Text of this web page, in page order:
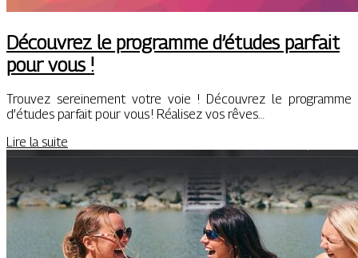
Découvrez le programme d’études parfait
pour vous !
Trouvez sereinement votre voie ! Découvrez le programme
d’études parfait pour vous ! Réalisez vos rêves…
Lire la suite